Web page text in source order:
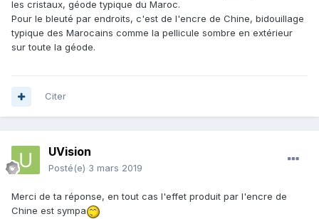
les cristaux, géode typique du Maroc.
Pour le bleuté par endroits, c'est de l'encre de Chine, bidouillage
typique des Marocains comme la pellicule sombre en extérieur
sur toute la géode.
Citer
UVision
Posté(e) 3 mars 2019
Merci de ta réponse, en tout cas l'effet produit par l'encre de
Chine est sympa